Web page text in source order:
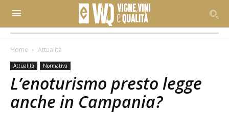
Home Attualità
Attualità Normativa
L’enoturismo presto legge
anche in Campania?